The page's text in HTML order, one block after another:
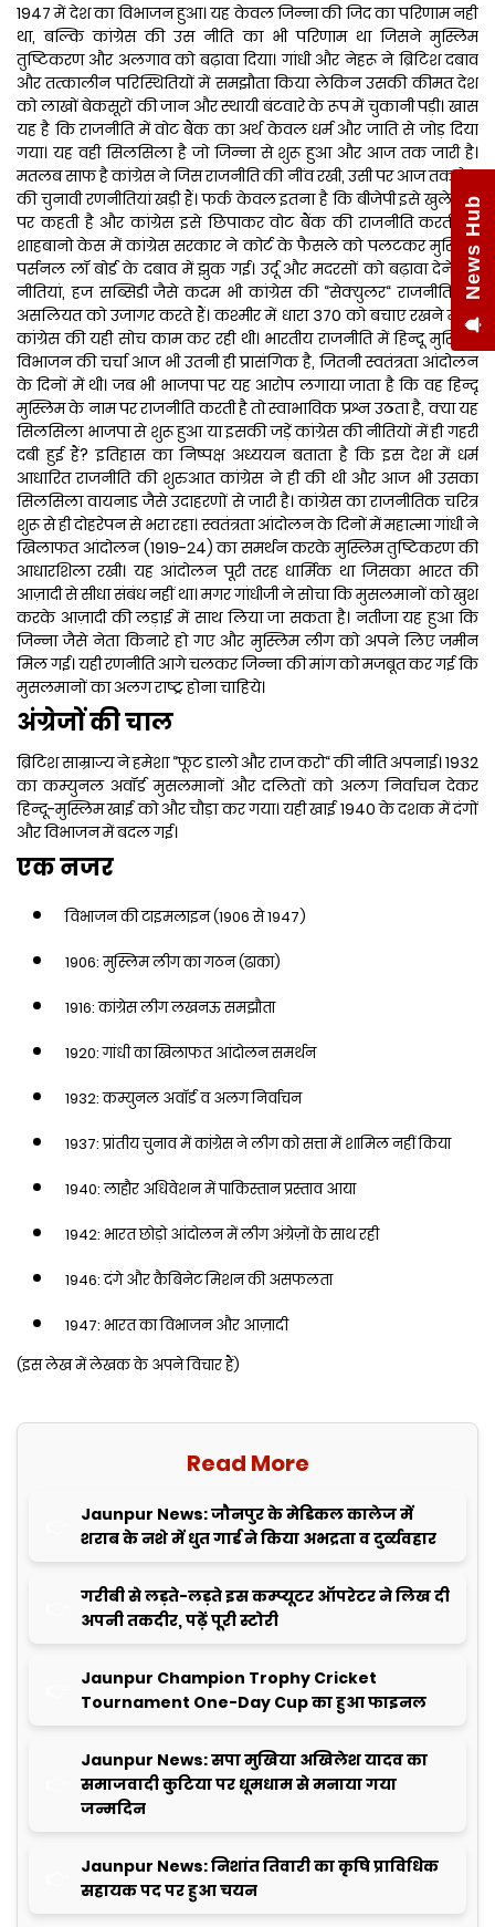
1947 में देश का विभाजन हुआ। यह केवल जिन्ना की जिद का परिणाम नहीं
था, बल्कि कांग्रेस की उस नीति का भी परिणाम था जिसने मुस्लिम
तुष्टिकरण और अलगाव को बढ़ावा दिया। गांधी और नेहरू ने ब्रिटिश दबाव
और तत्कालीन परिस्थितियों में समझौता किया लेकिन उसकी कीमत देश
को लाखों बेकसूरों की जान और स्थायी बंटवारे के रूप में चुकानी पड़ी। खास
यह है कि राजनीति में वोट बैंक का अर्थ केवल धर्म और जाति से जोड़ दिया
गया। यह वही सिलसिला है जो जिन्ना से शुरू हुआ और आज तक जारी है।
मतलब साफ है कांग्रेस ने जिस राजनीति की नींव रखी, उसी पर आज तक देश
की चुनावी रणनीतियां खड़ी हैं। फर्क केवल इतना है कि बीजेपी इसे खुले तौर
पर कहती है और कांग्रेस इसे छिपाकर वोट बैंक की राजनीति करती है।
शाहबानो केस में कांग्रेस सरकार ने कोर्ट के फैसले को पलटकर मुस्लिम
पर्सनल लॉ बोर्ड के दबाव में झुक गई। उर्दू और मदरसों को बढ़ावा देने की
नीतियां, हज सब्सिडी जैसे कदम भी कांग्रेस की “सेक्युलर“ राजनीति की
असलियत को उजागर करते हैं। कश्मीर में धारा 370 को बचाए रखने में भी
कांग्रेस की यही सोच काम कर रही थी। भारतीय राजनीति में हिन्दू मुस्लिम
विभाजन की चर्चा आज भी उतनी ही प्रासंगिक है, जितनी स्वतंत्रता आंदोलन
के दिनों में थी। जब भी भाजपा पर यह आरोप लगाया जाता है कि वह हिन्दू
मुस्लिम के नाम पर राजनीति करती है तो स्वाभाविक प्रश्न उठता है, क्या यह
सिलसिला भाजपा से शुरू हुआ या इसकी जड़ें कांग्रेस की नीतियों में ही गहरी
दबी हुई हैं? इतिहास का निष्पक्ष अध्ययन बताता है कि इस देश में धर्म
आधारित राजनीति की शुरुआत कांग्रेस ने ही की थी और आज भी उसका
सिलसिला वायनाड जैसे उदाहरणों से जारी है। कांग्रेस का राजनीतिक चरित्र
शुरू से ही दोहरेपन से भरा रहा। स्वतंत्रता आंदोलन के दिनों में महात्मा गांधी ने
खिलाफत आंदोलन (1919-24) का समर्थन करके मुस्लिम तुष्टिकरण की
आधारशिला रखी। यह आंदोलन पूरी तरह धार्मिक था जिसका भारत की
आज़ादी से सीधा संबंध नहीं था। मगर गांधीजी ने सोचा कि मुसलमानों को खुश
करके आज़ादी की लड़ाई में साथ लिया जा सकता है। नतीजा यह हुआ कि
जिन्ना जैसे नेता किनारे हो गए और मुस्लिम लीग को अपने लिए जमीन
मिल गई। यही रणनीति आगे चलकर जिन्ना की मांग को मजबूत कर गई कि
मुसलमानों का अलग राष्ट्र होना चाहिये।
अंग्रेजों की चाल
ब्रिटिश साम्राज्य ने हमेशा “फूट डालो और राज करो“ की नीति अपनाई। 1932
का कम्युनल अवॉर्ड मुसलमानों और दलितों को अलग निर्वाचन देकर
हिन्दू-मुस्लिम खाई को और चौड़ा कर गया। यही खाई 1940 के दशक में दंगों
और विभाजन में बदल गई।
एक नजर
विभाजन की टाइमलाइन (1906 से 1947)
1906: मुस्लिम लीग का गठन (ढाका)
1916: कांग्रेस लीग लखनऊ समझौता
1920: गांधी का खिलाफत आंदोलन समर्थन
1932: कम्युनल अवॉर्ड व अलग निर्वाचन
1937: प्रांतीय चुनाव में कांग्रेस ने लीग को सत्ता में शामिल नहीं किया
1940: लाहौर अधिवेशन में पाकिस्तान प्रस्ताव आया
1942: भारत छोड़ो आंदोलन में लीग अंग्रेज़ों के साथ रही
1946: दंगे और कैबिनेट मिशन की असफलता
1947: भारत का विभाजन और आज़ादी
(इस लेख में लेखक के अपने विचार हैं)
Read More
Jaunpur News: जौनपुर के मेडिकल कालेज में
शराब के नशे में धुत गार्ड ने किया अभद्रता व दुर्व्यवहार
गरीबी से लड़ते-लड़ते इस कम्प्यूटर ऑपरेटर ने लिख दी
अपनी तकदीर, पढ़ें पूरी स्टोरी
Jaunpur Champion Trophy Cricket
Tournament One-Day Cup का हुआ फाइनल
Jaunpur News: सपा मुखिया अखिलेश यादव का
समाजवादी कुटिया पर धूमधाम से मनाया गया
जन्मदिन
Jaunpur News: निशांत तिवारी का कृषि प्राविधिक
सहायक पद पर हुआ चयन